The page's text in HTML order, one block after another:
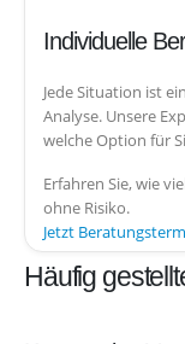
Individuelle
Jede Situation ist
Analyse. Unsere
welche Option für
Erfahren Sie, wie
ohne Risiko.
Jetzt
Häufig